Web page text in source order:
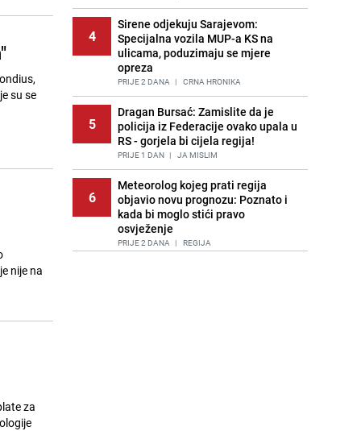
su se
nije na
za
4
Sirene odjekuju Sarajevom:
Specijalna vozila MUP-a KS na
ulicama, poduzimaju se mjere
opreza
PRIJE 2 DANA | CRNA HRONIKA
5
Dragan Bursać: Zamislite da je
policija iz Federacije ovako upala u
RS - gorjela bi cijela regija!
PRIJE 1 DAN | JA MISLIM
6
Meteorolog kojeg prati regija
objavio novu prognozu: Poznato i
kada bi moglo stići pravo
osvježenje
PRIJE 2 DANA | REGIJA